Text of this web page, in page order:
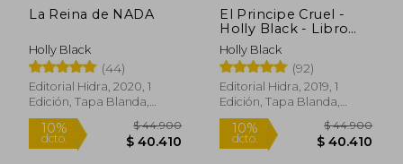
La Reina de NADA
Holly Black
(44)
Editorial Hidra, 2020, 1
Edición, Tapa Blanda,
Nuevo
El Principe Cruel -
Holly Black - Libro
Físico
Holly Black
(92)
Editorial Hidra, 2019, 1
Edición, Tapa Blanda,
Nuevo